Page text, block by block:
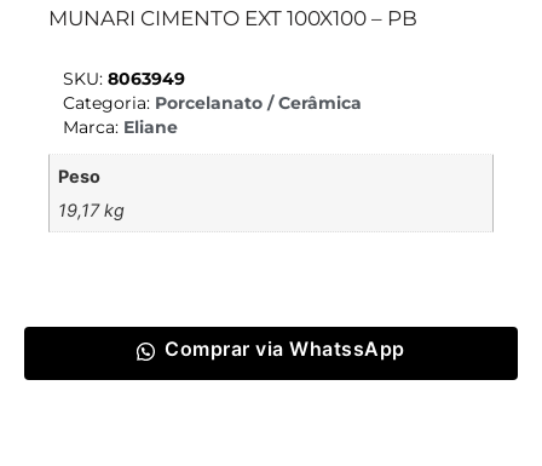
MUNARI CIMENTO EXT 100X100 – PB
SKU: 8063949
Categoria: Porcelanato / Cerâmica
Marca: Eliane
Peso
19,17 kg
Comprar via WhatssApp